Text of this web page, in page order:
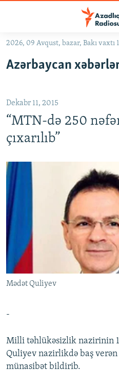
Əsas
qayıt
qayıt
Axtarışa
QANUNI DOĞRU
ARAŞDIRMA
MULTIMEDIA
FOTOQALEREYA
İNFOQRAFIKA
KARIKATURA
RADIO ARXIV
AZƏRBAYCAN ƏDƏBIYYATI
İSLAM VƏ DEMOKRATIYA
HAQQIMIZDA
MISSIYAMIZ
PEŞƏ ETIKASI VƏ JURNALISTIKA
BIZI IZLƏ
2026, 09 Avqust, bazar, Bakı vaxtı
Azərbaycan
Dekabr 11, 2015
“MTN-də 250
çıxarılıb”
Mədət Quliyev
-
Milli təhlükəsizlik nazirinin
Quliyev nazirlikdə baş verən
münasibət bildirib.